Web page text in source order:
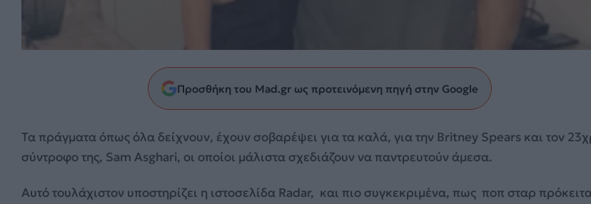
Προσθήκη του Mad.gr ως προτεινόμενη πηγή στην Google
Τα πράγματα όπως όλα δείχνουν, έχουν σοβαρέψει για τα καλά, για την Britney Spears και τον
σύντροφο της, Sam Asghari, οι οποίοι μάλιστα σχεδιάζουν να παντρευτούν άμεσα.
Αυτό τουλάχιστον υποστηρίζει η ιστοσελίδα Radar, και πιο συγκεκριμένα, πως ποπ σταρ